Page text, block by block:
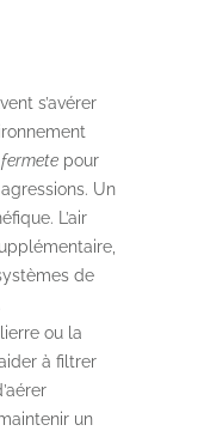
s’avérer
pour
Un
L’air
de
ou la
à filtrer
un